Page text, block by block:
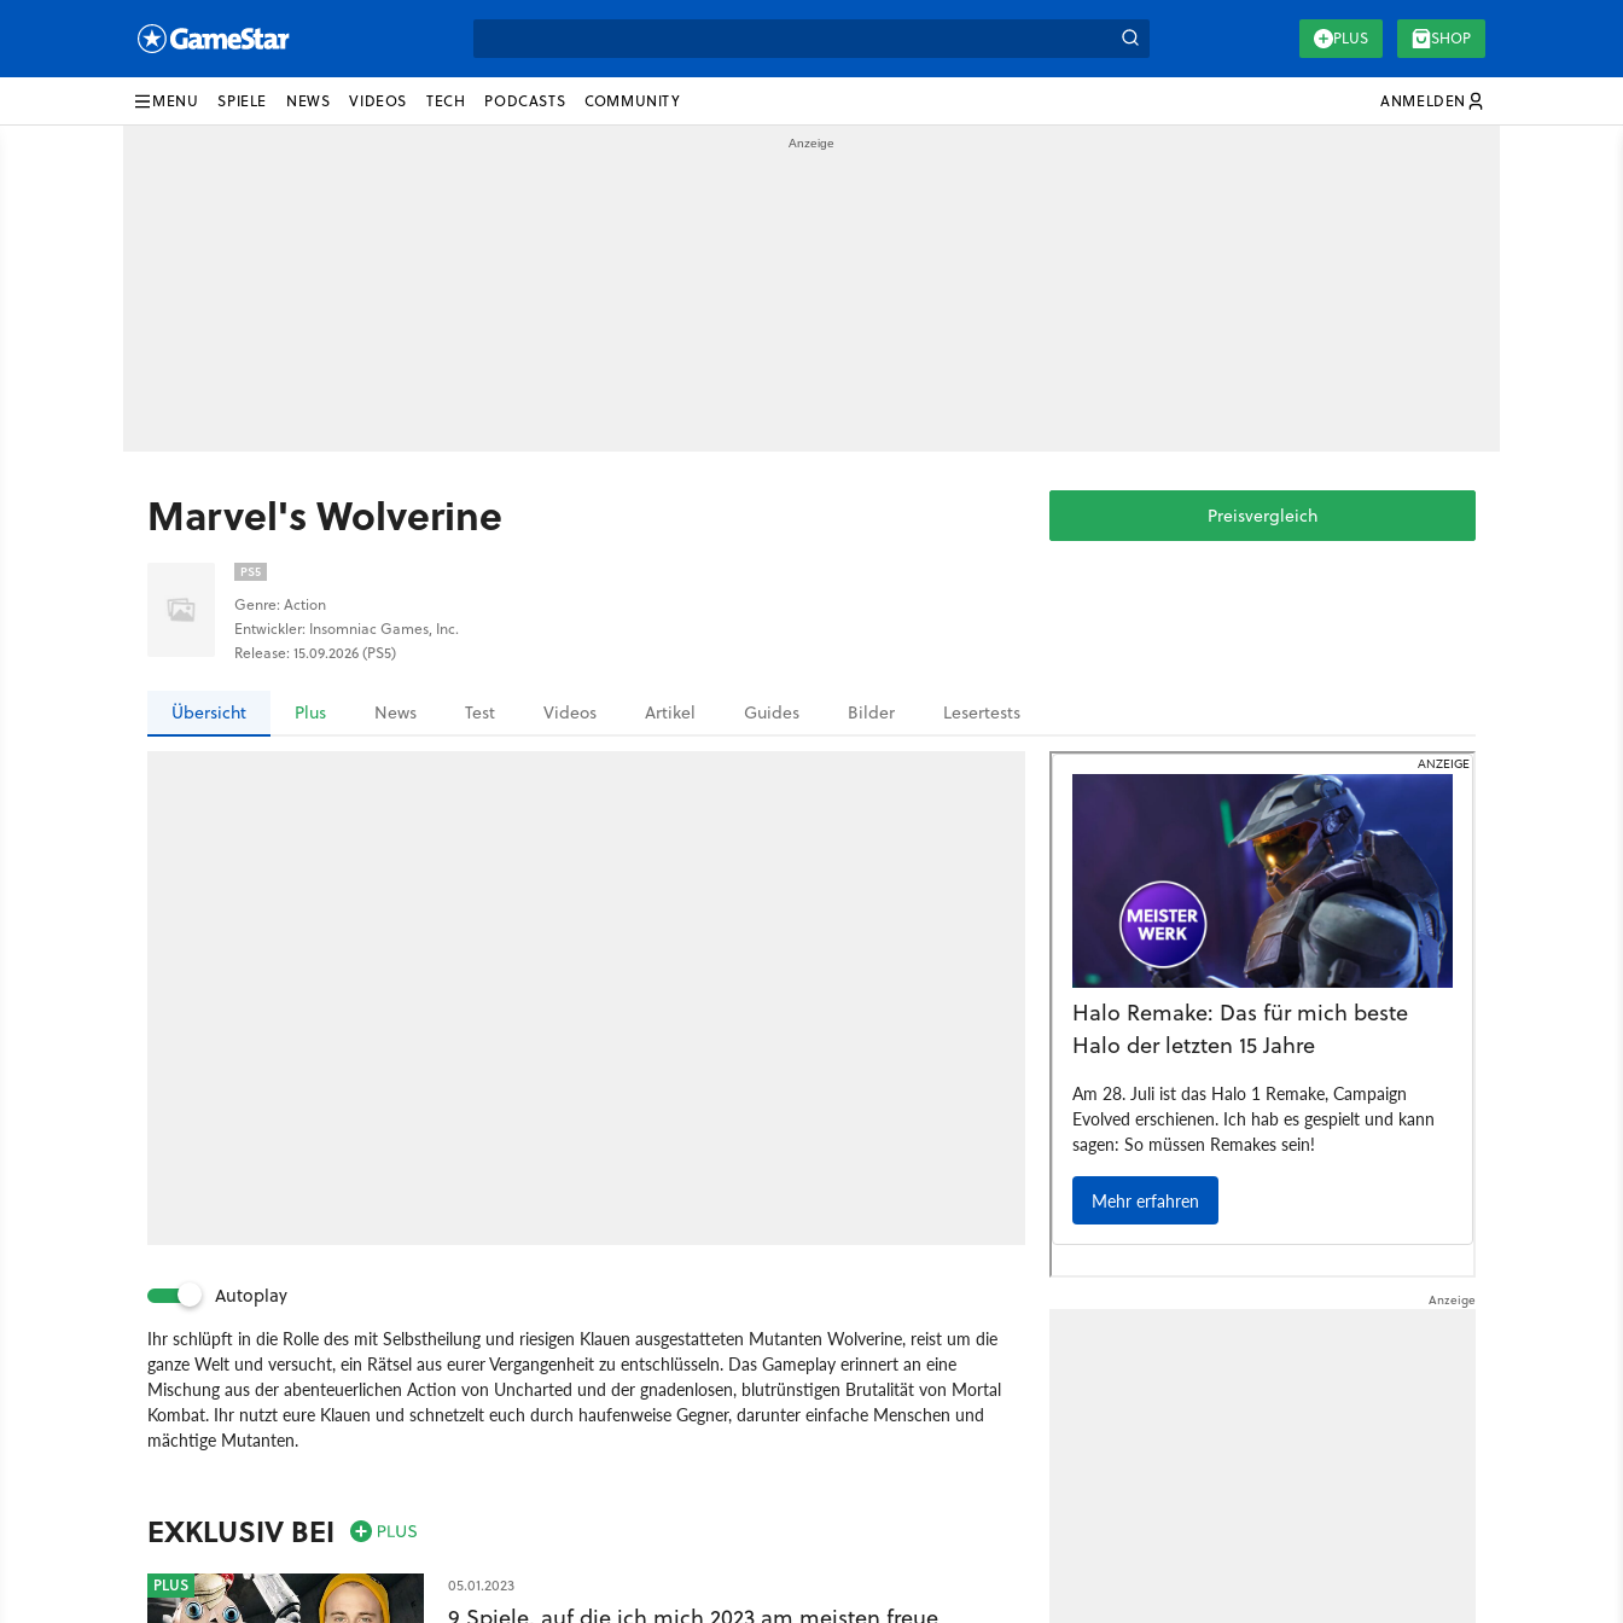
PLUS SHOP
MENU SPIELE NEWS VIDEOS TECH PODCASTS COMMUNITY ANMELDEN
Marvel's Wolverine
PS5
Genre: Action
Entwickler: Insomniac Games, Inc.
Release: 15.09.2026 (PS5)
Preisvergleich
Übersicht Plus News Test Videos Artikel Guides Bilder Lesertests
Autoplay
Ihr schlüpft in die Rolle des mit Selbstheilung und riesigen Klauen ausgestatteten Mutanten Wolverine, reist um die
ganze Welt und versucht, ein Rätsel aus eurer Vergangenheit zu entschlüsseln. Das Gameplay erinnert an eine
Mischung aus der abenteuerlichen Action von Uncharted und der gnadenlosen, blutrünstigen Brutalität von Mortal
Kombat. Ihr nutzt eure Klauen und schnetzelt euch durch haufenweise Gegner, darunter einfache Menschen und
mächtige Mutanten.
Marvel's Wolverine
EXKLUSIV BEI
PLUS 05.01.2023